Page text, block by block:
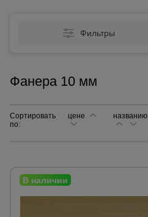
Фильтры
Фанера 10 мм
Сортировать
по:
цене названию